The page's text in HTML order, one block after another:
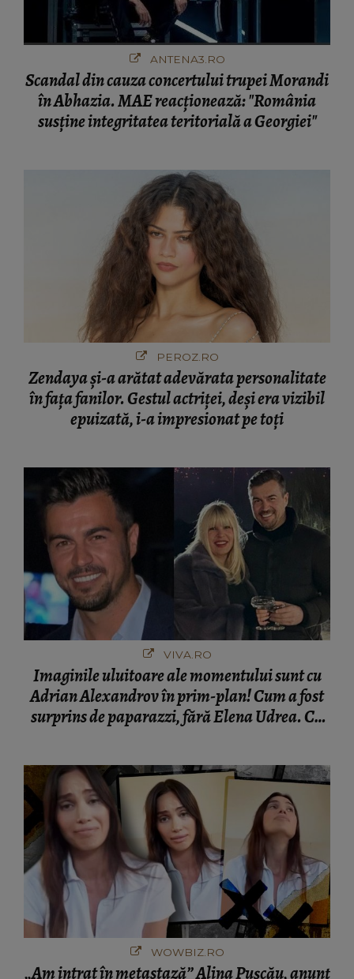
ANTENA3.RO
Scandal din cauza concertului trupei Morandi
în Abhazia. MAE reacționează: "România
susține integritatea teritorială a Georgiei"
PEROZ.RO
Zendaya și-a arătat adevărata personalitate
în fața fanilor. Gestul actriței, deși era vizibil
epuizată, i-a impresionat pe toți
VIVA.RO
Imaginile uluitoare ale momentului sunt cu
Adrian Alexandrov în prim-plan! Cum a fost
surprins de paparazzi, fără Elena Udrea. Cu
WOWBIZ.RO
„Am intrat în metastază” Alina Pușcău, anunț